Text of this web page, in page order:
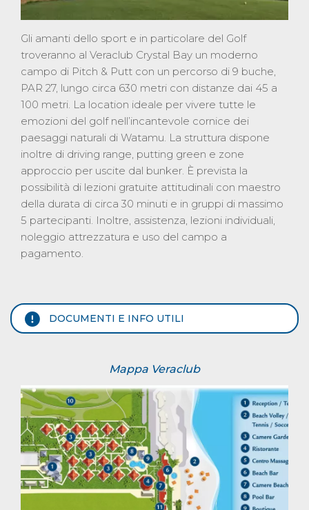
Gli amanti dello sport e in particolare del Golf
troveranno al Veraclub Crystal Bay un moderno
campo di Pitch & Putt con un percorso di 9 buche,
PAR 27, lungo circa 630 metri con distanze dai 45 a
100 metri. La location ideale per vivere tutte le
emozioni del golf nell’incantevole cornice dei
paesaggi naturali di Watamu. La struttura dispone
inoltre di driving range, putting green e zone
approccio per uscite dal bunker. È prevista la
possibilità di lezioni gratuite attitudinali con maestro
della durata di circa 30 minuti e in gruppi di massimo
5 partecipanti. Inoltre, assistenza, lezioni individuali,
noleggio attrezzatura e uso del campo a
pagamento.
DOCUMENTI E INFO UTILI
Mappa Veraclub